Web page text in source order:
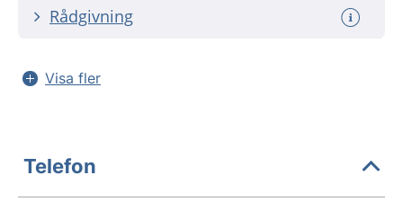
Rådgivning
Visa fler
Telefon